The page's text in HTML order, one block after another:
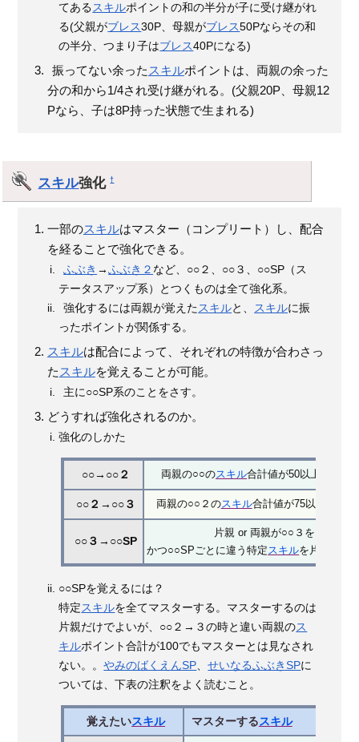
てあるスキルポイントの和の半分が子に受け継がれ
る(父親がブレス30P、母親がブレス50Pならその和
の半分、つまり子はブレス40Pになる)
振ってない余ったスキルポイントは、両親の余った
分の和から1/4され受け継がれる。(父親20P、母親12
Pなら、子は8P持った状態で生まれる)
スキル強化†
一部のスキルはマスター（コンプリート）し、配合
を経ることで強化できる。
ふぶき →ふぶき２ など、○○２、○○３、○○SP（ス
テータスアップ系）とつくものは全て強化系。
強化するには両親が覚えたスキルと、 スキルに振
ったポイントが関係する。
スキルは配合によって、それぞれの特徴が合わさっ
た スキルを覚えることが可能。
主に○○SP系のことをさす。
どうすれば強化されるのか。
強化のしかた
○○→○○２ 両親の○○のスキル合計値が50以上 or 片
○○２→○○３ 両親の○○２のスキル合計値が75以上 or 片
○○３→○○SP
片親 or 両親が○○３をマスター
かつ○○SPごとに違う特定スキルを片親 or
○○SPを覚えるには？
特定スキルを全てマスターする。マスターするのは
片親だけでよいが、○○２→３の時と違い両親のス
キルポイント合計が100でもマスターとは見なされ
ない。。やみのばくえんSP 、せいなるふぶきSPに
ついては、下表の注釈をよく読むこと。
覚えたいスキル マスターするスキル